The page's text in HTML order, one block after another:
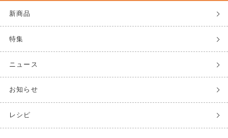
新商品
特集
ニュース
お知らせ
レシピ